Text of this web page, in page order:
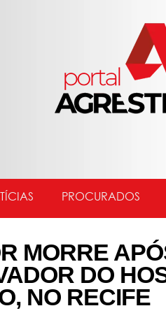
PROCURADOS
MORRE
DO
NO RECIFE